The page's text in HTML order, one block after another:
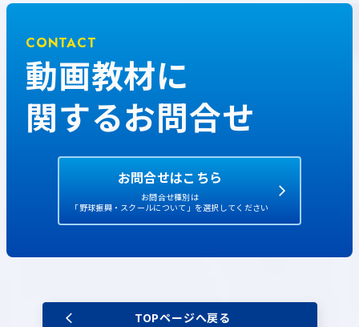
CONTACT
動画教材に
関するお問合せ
お問合せはこちら
お問合せ種別は
「野球振興・スクールについて」を選択してください
TOPページへ戻る